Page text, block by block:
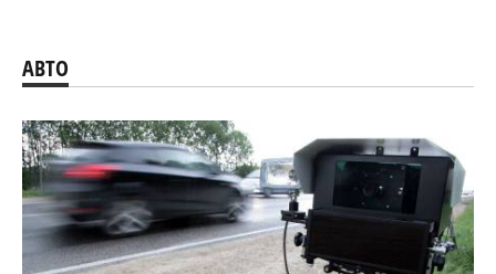
АВТО